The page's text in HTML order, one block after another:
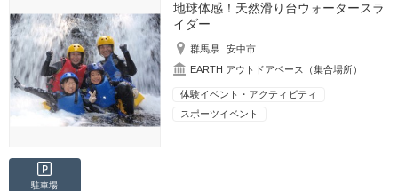
地球体感！天然滑り台ウォータースラ
イダー
群馬県
安中市
EARTH アウトドアベース（集合場所）
体験イベント・アクティビティ
スポーツイベント
駐車場